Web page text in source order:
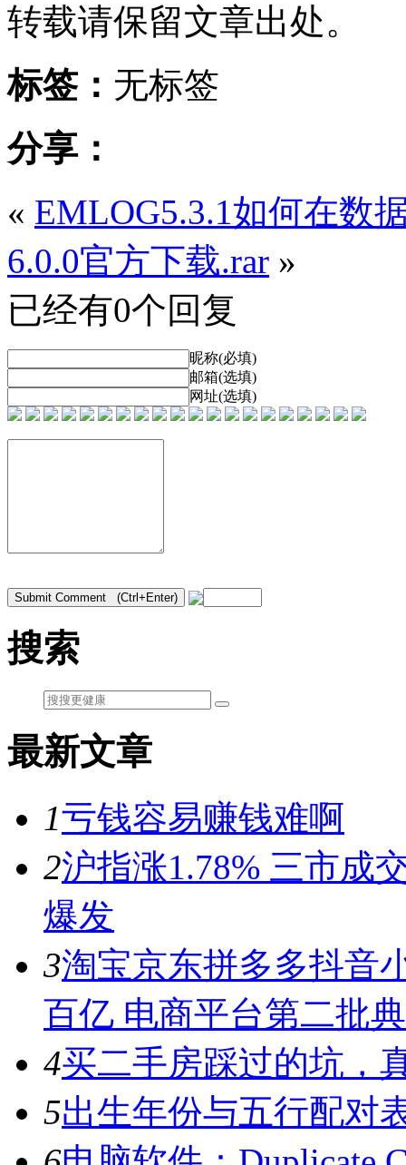
转载请保留文章出处。
标签： 无标签
分享：
« EMLOG5.3.1如何在数
6.0.0官方下载.rar »
已经有0个回复
昵称(必填)
邮箱(选填)
网址(选填)
搜索
最新文章
1亏钱容易赚钱难啊
2沪指涨1.78% 三市成
爆发
3淘宝京东拼多多抖音
百亿 电商平台第二批
4买二手房踩过的坑，
5出生年份与五行配对